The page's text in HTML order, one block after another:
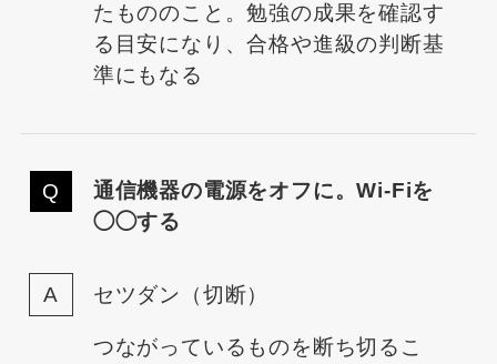
たもののこと。勉強の成果を確認す
る目安になり、合格や進級の判断基
準にもなる
通信機器の電源をオフに。Wi-Fiを
◯◯する
セツダン（切断）
つながっているものを断ち切るこ